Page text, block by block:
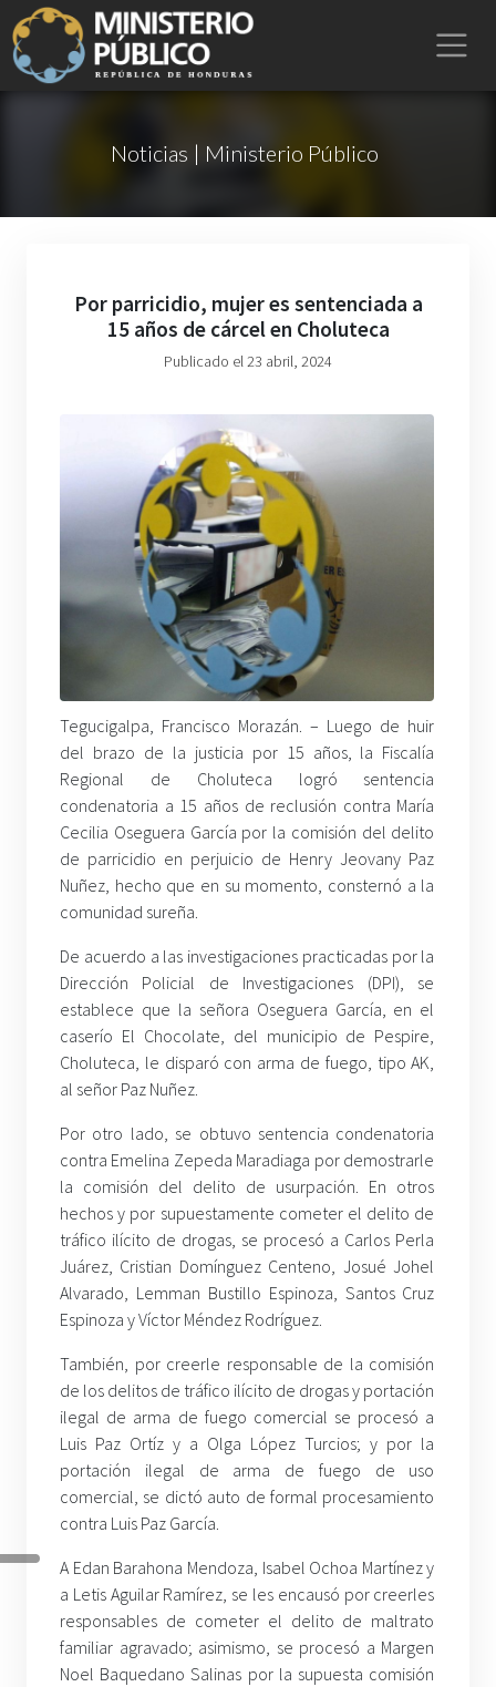
Noticias | Ministerio Público
Por parricidio, mujer es sentenciada a
15 años de cárcel en Choluteca
Publicado el 23 abril, 2024
Tegucigalpa, Francisco Morazán. – Luego de huir
del brazo de la justicia por 15 años, la Fiscalía
Regional de Choluteca logró sentencia
condenatoria a 15 años de reclusión contra María
Cecilia Oseguera García por la comisión del delito
de parricidio en perjuicio de Henry Jeovany Paz
Nuñez, hecho que en su momento, consternó a la
comunidad sureña.
De acuerdo a las investigaciones practicadas por la
Dirección Policial de Investigaciones (DPI), se
establece que la señora Oseguera García, en el
caserío El Chocolate, del municipio de Pespire,
Choluteca, le disparó con arma de fuego, tipo AK,
al señor Paz Nuñez.
Por otro lado, se obtuvo sentencia condenatoria
contra Emelina Zepeda Maradiaga por demostrarle
la comisión del delito de usurpación. En otros
hechos y por supuestamente cometer el delito de
tráfico ilícito de drogas, se procesó a Carlos Perla
Juárez, Cristian Domínguez Centeno, Josué Johel
Alvarado, Lemman Bustillo Espinoza, Santos Cruz
Espinoza y Víctor Méndez Rodríguez.
También, por creerle responsable de la comisión
de los delitos de tráfico ilícito de drogas y portación
ilegal de arma de fuego comercial se procesó a
Luis Paz Ortíz y a Olga López Turcios; y por la
portación ilegal de arma de fuego de uso
comercial, se dictó auto de formal procesamiento
contra Luis Paz García.
A Edan Barahona Mendoza, Isabel Ochoa Martínez y
a Letis Aguilar Ramírez, se les encausó por creerles
responsables de cometer el delito de maltrato
familiar agravado; asimismo, se procesó a Margen
Noel Baquedano Salinas por la supuesta comisión